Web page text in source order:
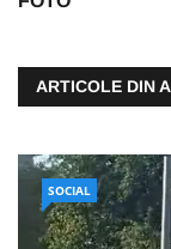
ARTICOLE DIN
SOCIAL